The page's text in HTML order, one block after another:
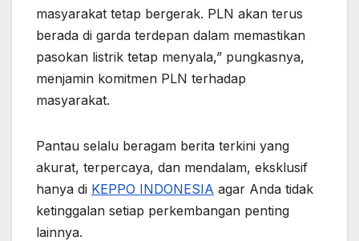
masyarakat tetap bergerak. PLN akan terus
berada di garda terdepan dalam memastikan
pasokan listrik tetap menyala,” pungkasnya,
menjamin komitmen PLN terhadap
masyarakat.
Pantau selalu beragam berita terkini yang
akurat, terpercaya, dan mendalam, eksklusif
hanya di KEPPO INDONESIA agar Anda tidak
ketinggalan setiap perkembangan penting
lainnya.